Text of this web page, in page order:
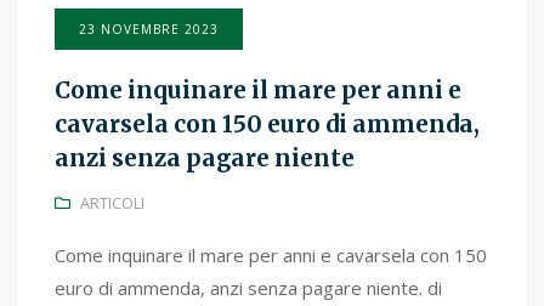
23 NOVEMBRE 2023
Come inquinare il mare per anni e
cavarsela con 150 euro di ammenda,
anzi senza pagare niente
ARTICOLI
Come inquinare il mare per anni e cavarsela con 150
euro di ammenda, anzi senza pagare niente. di